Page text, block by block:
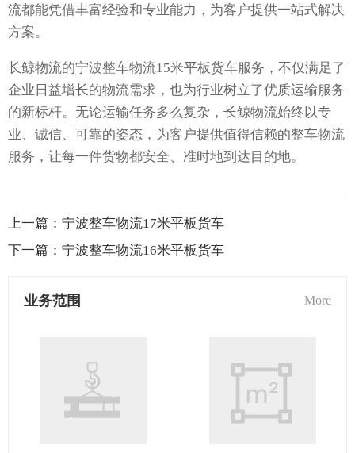
流都能凭借丰富经验和专业能力，为客户提供一站式解决
方案。
长鲸物流的宁波整车物流15米平板货车服务，不仅满足了
企业日益增长的物流需求，也为行业树立了优质运输服务
的新标杆。无论运输任务多么复杂，长鲸物流始终以专
业、诚信、可靠的姿态，为客户提供值得信赖的整车物流
服务，让每一件货物都安全、准时地到达目的地。
上一篇： 宁波整车物流17米平板货车
下一篇： 宁波整车物流16米平板货车
业务范围 More